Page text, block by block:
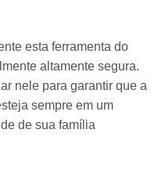
esta ferramenta do
altamente segura.
nele para garantir que a
sempre em um
de sua família